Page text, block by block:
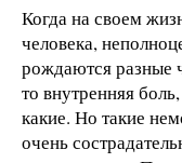
Когда на своем
человека,
рождаются разные
то внутренняя
какие. Но такие
очень